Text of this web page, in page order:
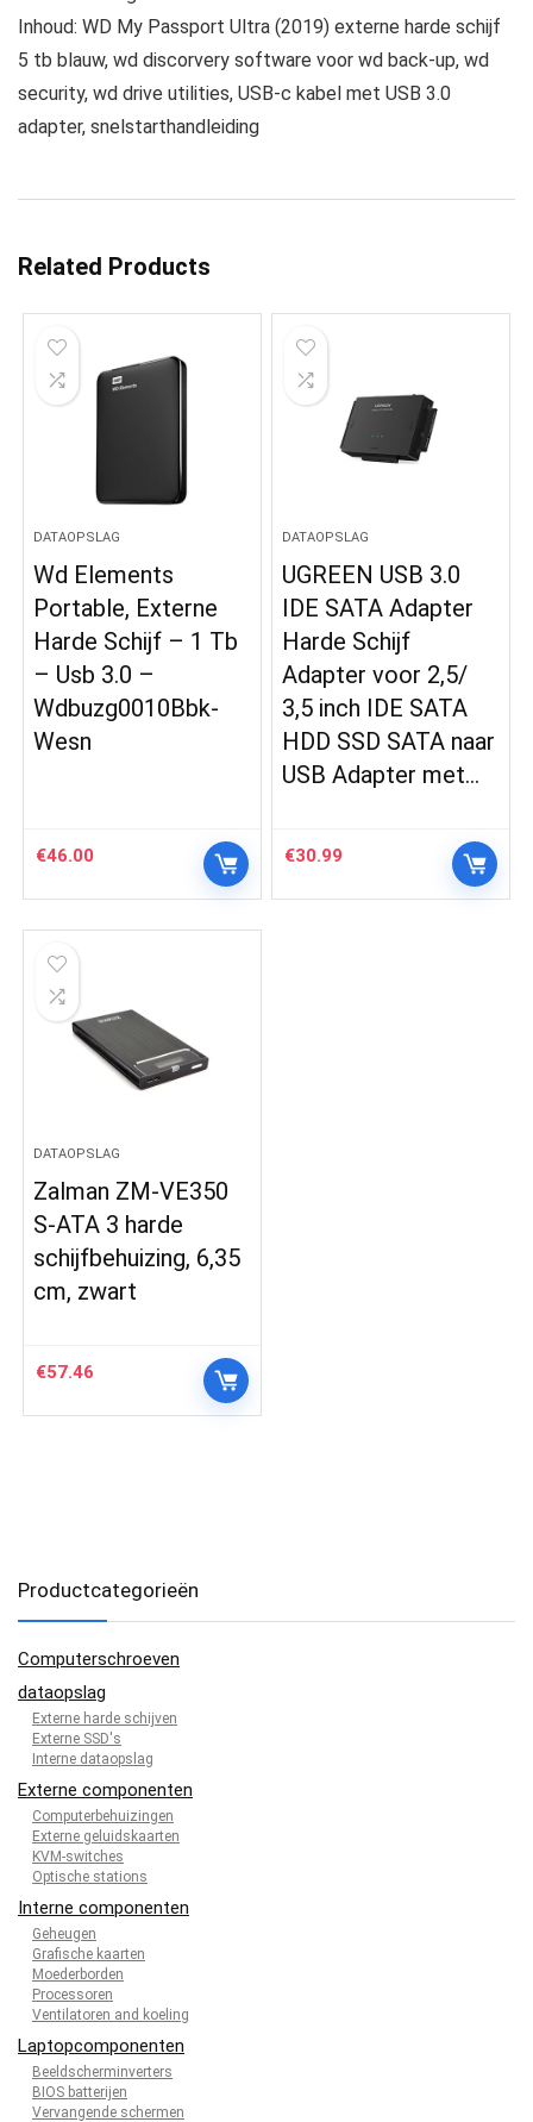
Inhoud: WD My Passport Ultra (2019) externe harde schijf
5 tb blauw, wd discorvery software voor wd back-up, wd
security, wd drive utilities, USB-c kabel met USB 3.0
adapter, snelstarthandleiding
Related Products
DATAOPSLAG
Wd Elements
Portable, Externe
Harde Schijf – 1 Tb
– Usb 3.0 –
Wdbuzg0010Bbk-
Wesn
€46.00
DATAOPSLAG
UGREEN USB 3.0
IDE SATA Adapter
Harde Schijf
Adapter voor 2,5/
3,5 inch IDE SATA
HDD SSD SATA naar
USB Adapter met…
€30.99
DATAOPSLAG
Zalman ZM-VE350
S-ATA 3 harde
schijfbehuizing, 6,35
cm, zwart
€57.46
Productcategorieën
Computerschroeven
dataopslag
Externe harde schijven
Externe SSD's
Interne dataopslag
Externe componenten
Computerbehuizingen
Externe geluidskaarten
KVM-switches
Optische stations
Interne componenten
Geheugen
Grafische kaarten
Moederborden
Processoren
Ventilatoren and koeling
Laptopcomponenten
Beeldscherminverters
BIOS batterijen
Vervangende schermen